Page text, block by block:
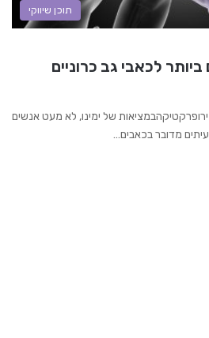
תוכן שיווקי
לכאבי גב כרוניים
של ימינו, לא מעט אנשים
מדובר בכאבים…